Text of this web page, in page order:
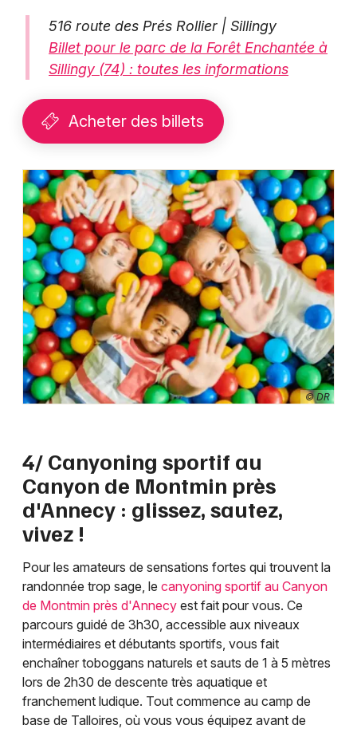
516 route des Prés Rollier | Sillingy
Billet pour le parc de la Forêt Enchantée à
Sillingy (74) : toutes les informations
Acheter des billets
© DR
4/ Canyoning sportif au
Canyon de Montmin près
d'Annecy : glissez, sautez,
vivez !
Pour les amateurs de sensations fortes qui trouvent la
randonnée trop sage, le canyoning sportif au Canyon
de Montmin près d'Annecy est fait pour vous. Ce
parcours guidé de 3h30, accessible aux niveaux
intermédiaires et débutants sportifs, vous fait
enchaîner toboggans naturels et sauts de 1 à 5 mètres
lors de 2h30 de descente très aquatique et
franchement ludique. Tout commence au camp de
base de Talloires, où vous vous équipez avant de